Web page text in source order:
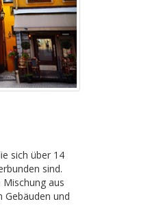
sich über 14
sind.
aus
und